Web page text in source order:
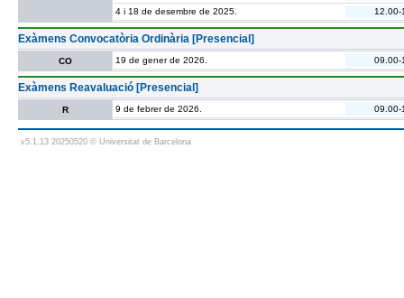
4 i 18 de desembre de 2025.
12.00-
Exàmens Convocatòria Ordinària [Presencial]
CO 19 de gener de 2026. 09.00-
Exàmens Reavaluació [Presencial]
R 9 de febrer de 2026. 09.00-
v5.1.13 20250520 © Universitat de Barcelona